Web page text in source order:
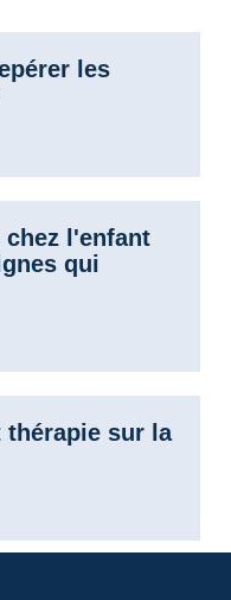
les
l'enfant
qui
thérapie sur la